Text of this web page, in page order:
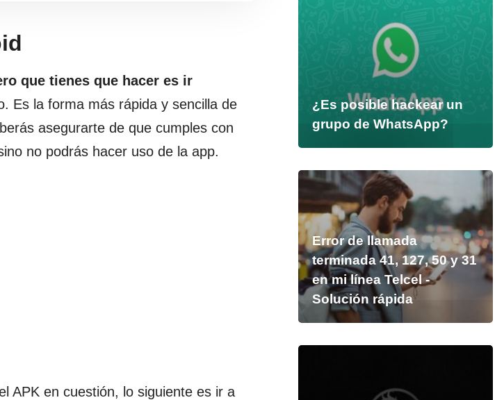
que tienes que hacer es ir
Es la forma más rápida y sencilla de
asegurarte de que cumples con
no podrás hacer uso de la app.
APK en cuestión, lo siguiente es ir a
¿Es posible hackear un
grupo de WhatsApp?
Error de llamada
terminada 41, 127, 50 y 31
en mi línea Telcel -
Solución rápida